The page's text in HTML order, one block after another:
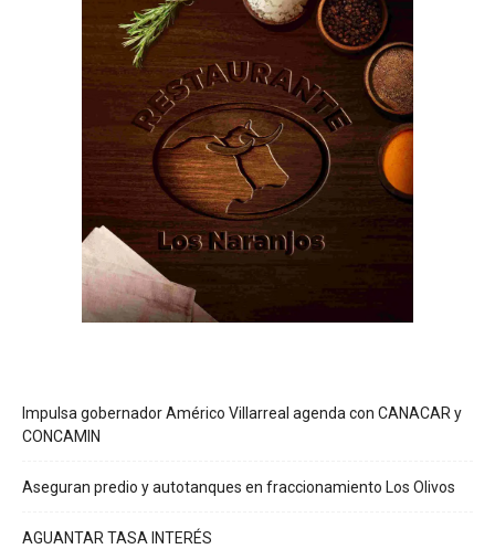
Impulsa gobernador Américo Villarreal agenda con CANACAR y
CONCAMIN
Aseguran predio y autotanques en fraccionamiento Los Olivos
AGUANTAR TASA INTERÉS